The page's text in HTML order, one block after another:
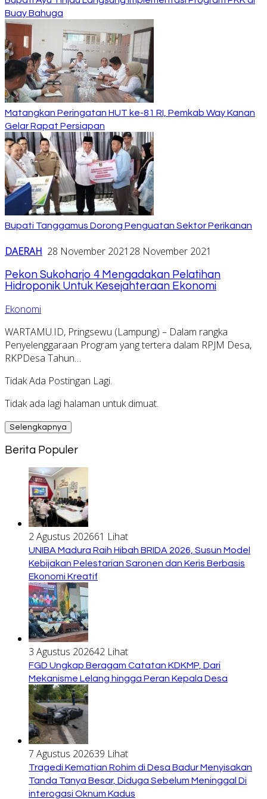
Buay Bahuga
Matangkan Peringatan HUT ke-81 RI, Pemkab Way Kanan
Gelar Rapat Persiapan
Bupati Tanggamus Dorong Penguatan Sektor Perikanan
DAERAH 28 November 2021 28 November 2021
Pekon Sukoharjo 4 Mengadakan Pelatihan
Hidroponik Untuk Kesejahteraan Ekonomi
Ekonomi
WARTAMU.ID, Pringsewu (Lampung) – Dalam rangka
Penyelenggaraan Program yang tertera dalam RPJM Desa,
RKPDesa Tahun…
Tidak Ada Postingan Lagi.
Tidak ada lagi halaman untuk dimuat.
Selengkapnya
Berita Populer
2 Agustus 202661 Lihat
UNIBA Madura Raih Hibah BRIDA 2026, Susun Model
Kebijakan Pelestarian Saronen dan Keris Berbasis
Ekonomi Kreatif
3 Agustus 202642 Lihat
FGD Ungkap Beragam Catatan KDKMP, Dari
Mekanisme Lelang hingga Peran Kepala Desa
7 Agustus 202639 Lihat
Tragedi Kematian Rohim di Desa Badur Menyisakan
Tanda Tanya Besar, Diduga Sebelum Meninggal Di
interogasi Oknum Kadus